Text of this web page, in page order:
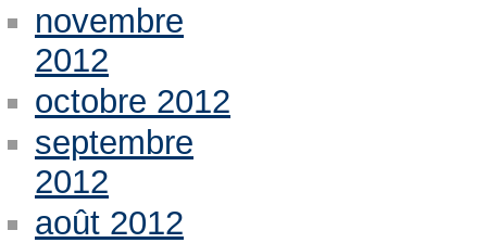
novembre
2012
octobre 2012
septembre
2012
août 2012